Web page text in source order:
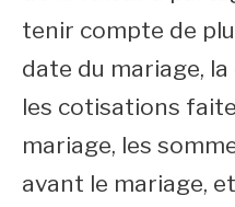
tenir compte de
date du mariage,
les cotisations
mariage, les
avant le mariage,